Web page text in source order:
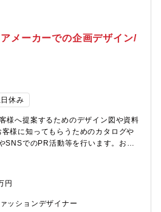
アメーカーでの企画デザイン/
休み
様へ提案するためのデザイン図や資料
様に知ってもらうためのカタログや
SNSでのPR活動等を行います。お客
オフィスからサポートします。■業務
ザイン図作成／ランドスケープ製品
のカタログ製作／HPやSNS等の更
円
ッションデザイナー